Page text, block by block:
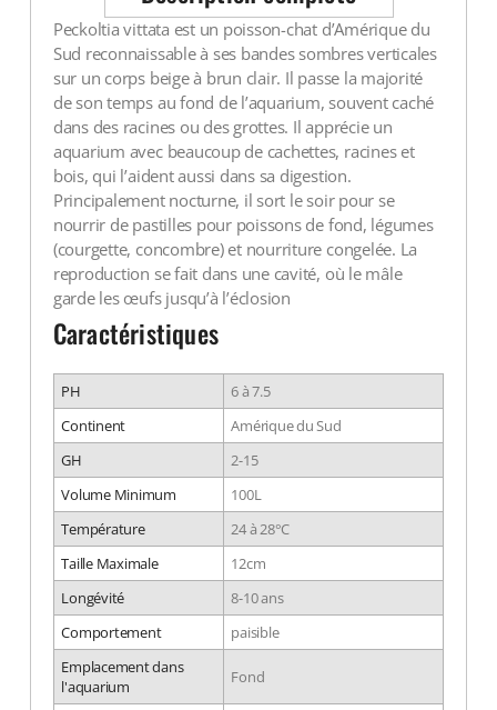
Peckoltia vittata est un poisson-chat d’Amérique du
Sud reconnaissable à ses bandes sombres verticales
sur un corps beige à brun clair. Il passe la majorité
de son temps au fond de l’aquarium, souvent caché
dans des racines ou des grottes. Il apprécie un
aquarium avec beaucoup de cachettes, racines et
bois, qui l’aident aussi dans sa digestion.
Principalement nocturne, il sort le soir pour se
nourrir de pastilles pour poissons de fond, légumes
(courgette, concombre) et nourriture congelée. La
reproduction se fait dans une cavité, où le mâle
garde les œufs jusqu’à l’éclosion
Caractéristiques
PH
6 à 7.5
Continent
Amérique du Sud
GH
2-15
Volume Minimum
100L
Température
24 à 28°C
Taille Maximale
12cm
Longévité
8-10 ans
Comportement
paisible
Emplacement dans
l'aquarium
Fond